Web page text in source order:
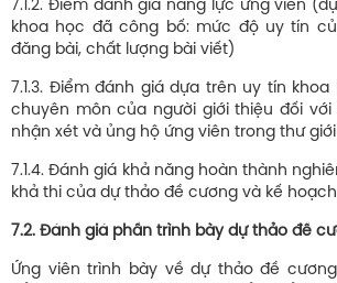
7.1.2. Điểm đánh giá năng lực ứng viên
khoa học đã công bố: mức độ uy tín
đăng bài, chất lượng bài viết)
7.1.3. Điểm đánh giá dựa trên uy tín
chuyên môn của người giới thiệu đối với
nhận xét và ủng hộ ứng viên trong thư
7.1.4. Đánh giá khả năng hoàn thành
khả thi của dự thảo đề cương và kế
7.2. Đánh giá phần trình bày dự thảo đề
Ứng viên trình bày về dự thảo đề